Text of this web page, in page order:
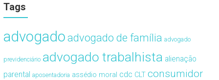
Tags
advogado advogado de família advogado
previdenciário advogado trabalhista alienação
parental aposentadoria assédio moral cdc CLT consumidor